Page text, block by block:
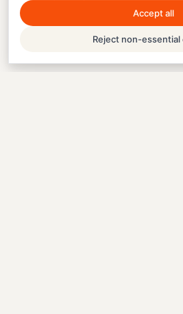
Accept all
Reject non-essential